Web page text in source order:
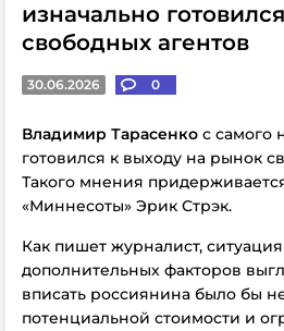
изначально
свободных агентов
30.06.2026 0
Владимир Тарасенко с самого
готовился к выходу на рынок
Такого мнения
«Миннесоты» Эрик Стрэк.
Как пишет журналист,
дополнительных факторов
вписать россиянина было бы
потенциальной стоимости и